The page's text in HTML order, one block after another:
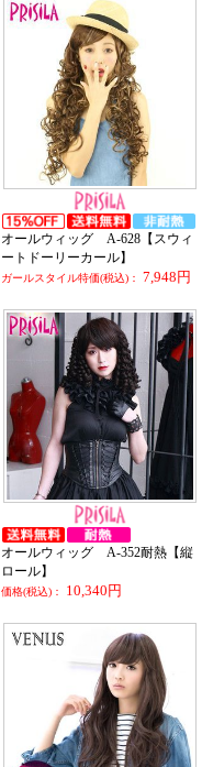
オールウィッグ A-628【スウィ
ートドーリーカール】
ガールスタイル特価(税込)： 7,948円
オールウィッグ A-352耐熱【縦
ロール】
価格(税込)： 10,340円